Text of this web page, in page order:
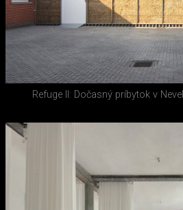
Refuge II: Dočasný príbytok v